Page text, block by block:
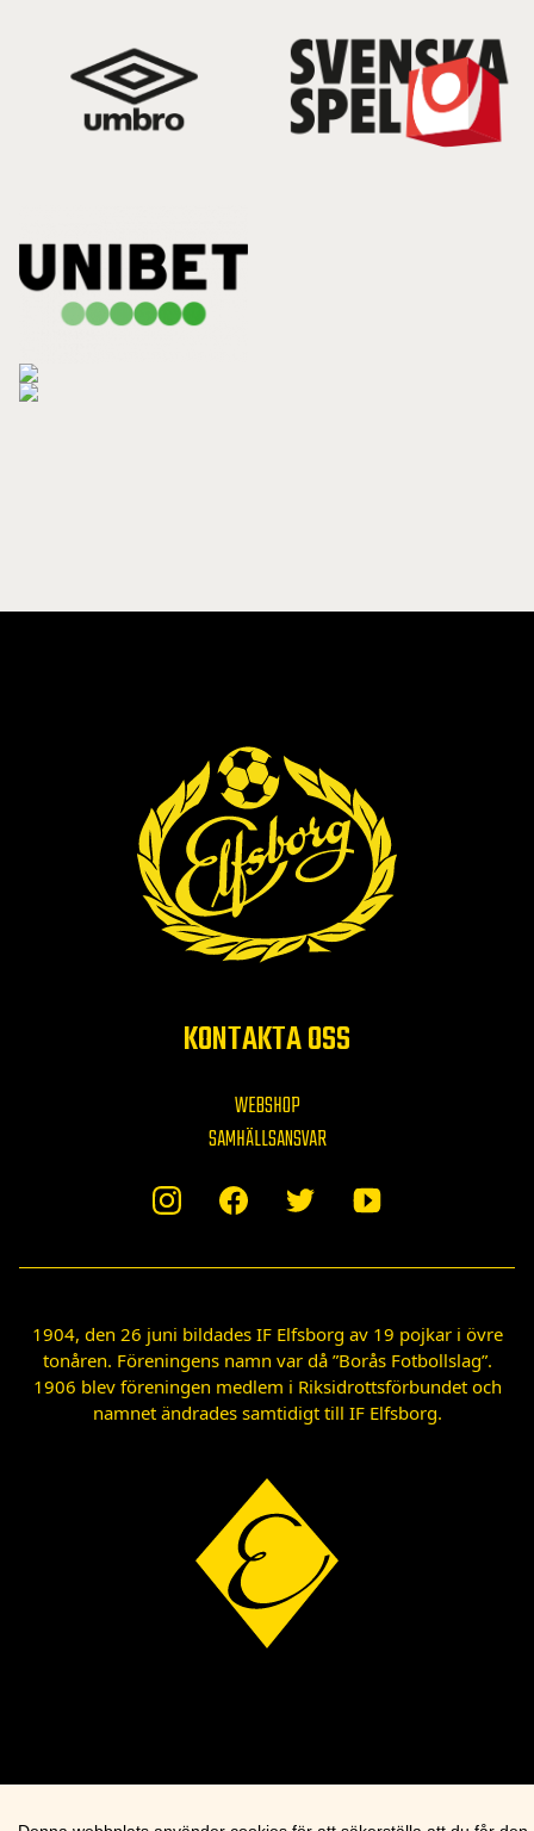
KONTAKTA OSS
WEBSHOP
SAMHÄLLSANSVAR
1904, den 26 juni bildades IF Elfsborg av 19 pojkar i övre
tonåren. Föreningens namn var då ”Borås Fotbollslag”.
1906 blev föreningen medlem i Riksidrottsförbundet och
namnet ändrades samtidigt till IF Elfsborg.